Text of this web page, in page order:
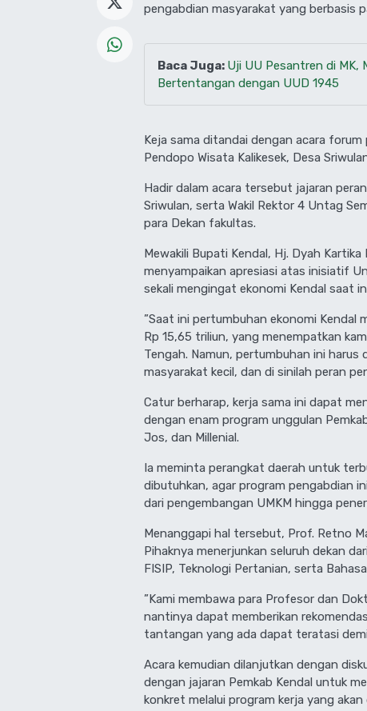
pengabdian masyarakat yang berbasis
Baca Juga: Uji UU Pesantren di MK,
Bertentangan dengan UUD 1945
​Keja sama ditandai dengan acara
Pendopo Wisata Kalikesek, Desa
Hadir dalam acara tersebut jajaran
Sriwulan, serta Wakil Rektor 4 Untag
para Dekan fakultas.
​Mewakili Bupati Kendal, Hj. Dyah
menyampaikan apresiasi atas inisiatif
sekali mengingat ekonomi Kendal saat
​”Saat ini pertumbuhan ekonomi Kendal
Rp 15,65 triliun, yang menempatkan
Tengah. Namun, pertumbuhan ini
masyarakat kecil, dan di sinilah peran
​Catur berharap, kerja sama ini dapat
dengan enam program unggulan
Jos, dan Millenial.
Ia meminta perangkat daerah untuk
dibutuhkan, agar program pengabdian
dari pengembangan UMKM hingga
​Menanggapi hal tersebut, Prof. Retno
Pihaknya menerjunkan seluruh dekan
FISIP, Teknologi Pertanian, serta
​”Kami membawa para Profesor dan
nantinya dapat memberikan
tantangan yang ada dapat teratasi
​Acara kemudian dilanjutkan dengan
dengan jajaran Pemkab Kendal untuk
konkret melalui program kerja yang akan